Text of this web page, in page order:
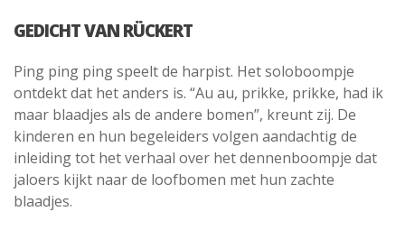
GEDICHT VAN RÜCKERT
Ping ping ping speelt de harpist. Het soloboompje
ontdekt dat het anders is. “Au au, prikke, prikke, had ik
maar blaadjes als de andere bomen”, kreunt zij. De
kinderen en hun begeleiders volgen aandachtig de
inleiding tot het verhaal over het dennenboompje dat
jaloers kijkt naar de loofbomen met hun zachte
blaadjes.